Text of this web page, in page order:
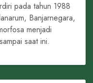
pada tahun 1988
Banjarnegara,
menjadi
saat ini.